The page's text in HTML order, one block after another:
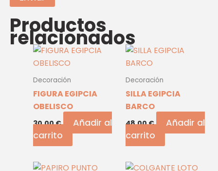
Productos
relacionados
Decoración
FIGURA EGIPCIA
OBELISCO
30,00€
Añadir al
carrito
Decoración
SILLA EGIPCIA
BARCO
48,00€
Añadir al
carrito